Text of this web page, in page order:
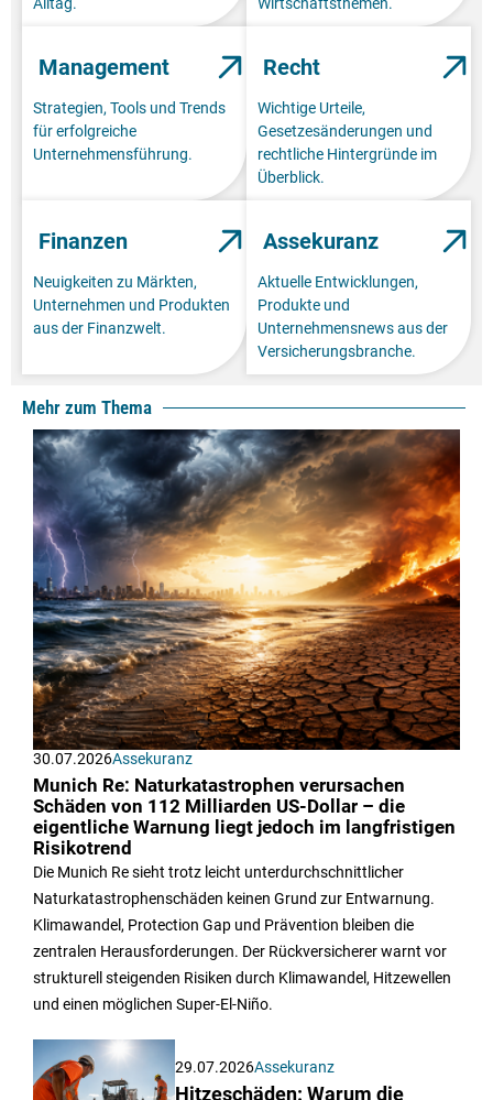
Alltag. Wirtschaftsthemen.
Management
Strategien, Tools und Trends
für erfolgreiche
Unternehmensführung.
Recht
Wichtige Urteile,
Gesetzesänderungen und
rechtliche Hintergründe im
Überblick.
Finanzen
Neuigkeiten zu Märkten,
Unternehmen und Produkten
aus der Finanzwelt.
Assekuranz
Aktuelle Entwicklungen,
Produkte und
Unternehmensnews aus der
Versicherungsbranche.
Mehr zum Thema
30.07.2026Assekuranz
Munich Re: Naturkatastrophen verursachen
Schäden von 112 Milliarden US-Dollar – die
eigentliche Warnung liegt jedoch im langfristigen
Risikotrend
Die Munich Re sieht trotz leicht unterdurchschnittlicher
Naturkatastrophenschäden keinen Grund zur Entwarnung.
Klimawandel, Protection Gap und Prävention bleiben die
zentralen Herausforderungen. Der Rückversicherer warnt vor
strukturell steigenden Risiken durch Klimawandel, Hitzewellen
und einen möglichen Super-El-Niño.
29.07.2026Assekuranz
Hitzeschäden: Warum die